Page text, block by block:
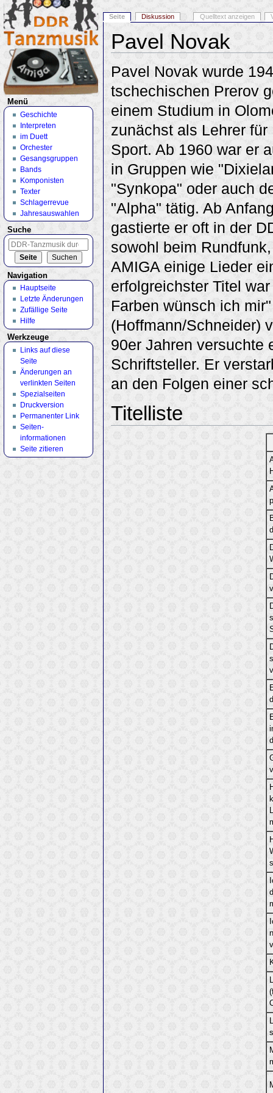
Pavel Novak
Pavel Novak wurde
tschechischen Prerov
einem Studium in
zunächst als Lehrer
Sport. Ab 1960 war er
in Gruppen wie
"Synkopa" oder auch
"Alpha" tätig. Ab
gastierte er oft in der
sowohl beim
AMIGA einige Lieder
erfolgreichster Titel
Farben wünsch ich mir"
(Hoffmann/Schneider)
90er Jahren versuchte
Schriftsteller. Er
an den Folgen einer
Titelliste
Seite Diskussion Quelltext anzeigen
Menü
Geschichte
Interpreten
im Duett
Orchester
Gesangsgruppen
Bands
Komponisten
Texter
Schlagerrevue
Jahresauswahlen
Suche
Navigation
Hauptseite
Letzte Änderungen
Zufällige Seite
Hilfe
Werkzeuge
Links auf diese
Seite
Änderungen an
verlinkten Seiten
Spezialseiten
Druckversion
Permanenter Link
Seiten­
informationen
Seite zitieren